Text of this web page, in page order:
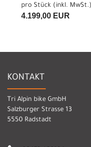
pro Stück (inkl. MwSt.)
4.199,00 EUR
KONTAKT
Tri Alpin bike GmbH
Salzburger Strasse 13
5550 Radstadt